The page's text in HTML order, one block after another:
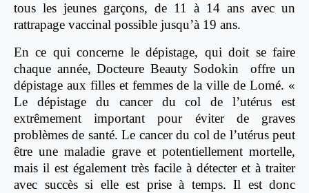
tous les jeunes garçons, de 11 à 14 ans avec un
rattrapage vaccinal possible jusqu’à 19 ans.
En ce qui concerne le dépistage, qui doit se faire
chaque année, Docteure Beauty Sodokin offre un
dépistage aux filles et femmes de la ville de Lomé. «
Le dépistage du cancer du col de l’utérus est
extrêmement important pour éviter de graves
problèmes de santé. Le cancer du col de l’utérus peut
être une maladie grave et potentiellement mortelle,
mais il est également très facile à détecter et à traiter
avec succès si elle est prise à temps. Il est donc